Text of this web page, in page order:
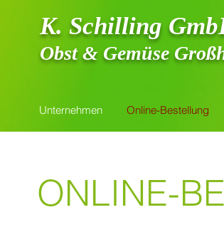
Unternehmen Online-Bestellung
K. Schilling
Obst & Gemüse
ONLINE-